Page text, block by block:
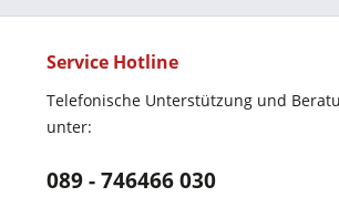
Service Hotline
Telefonische Unterstützung und
unter:
089 - 746466 030